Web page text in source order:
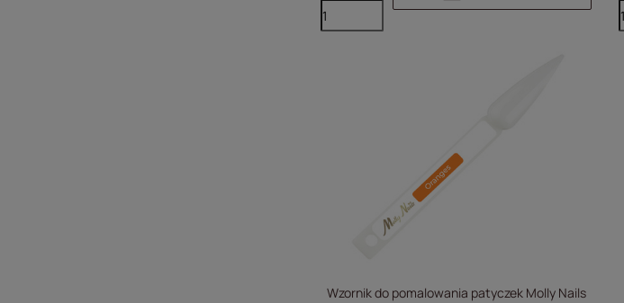
Wzornik do pomalowania patyczek Molly Nails